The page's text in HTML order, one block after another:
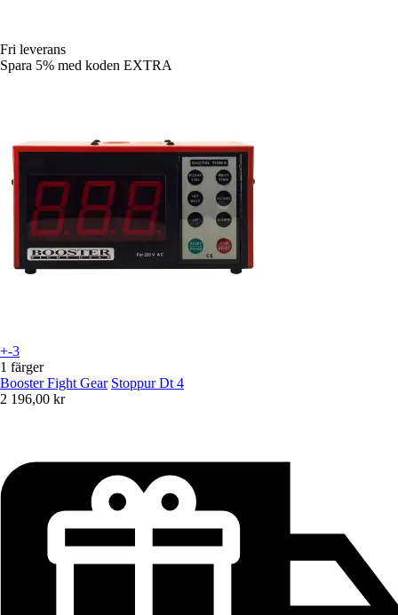
Fri leverans
Spara 5% med koden EXTRA
+-3
1 färger
Booster Fight Gear Stoppur Dt 4
2 196,00 kr